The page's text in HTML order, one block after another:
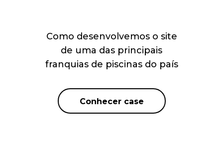
Como desenvolvemos o site
de uma das principais
franquias de piscinas do país
Conhecer case